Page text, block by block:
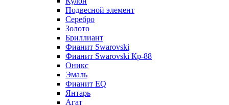
Подвесной элемент
Серебро
Золото
Бриллиант
Фианит Swarovski
Фианит Swarovski Кр-88
Оникс
Эмаль
Фианит EQ
Янтарь
Агат